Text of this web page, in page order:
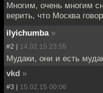
Многим, очень многим
верить, что Москва
ilyichumba »
#2 | 14.02.15 23:55
Мудаки, они и есть
vkd »
#3 | 15.02.15 00:06